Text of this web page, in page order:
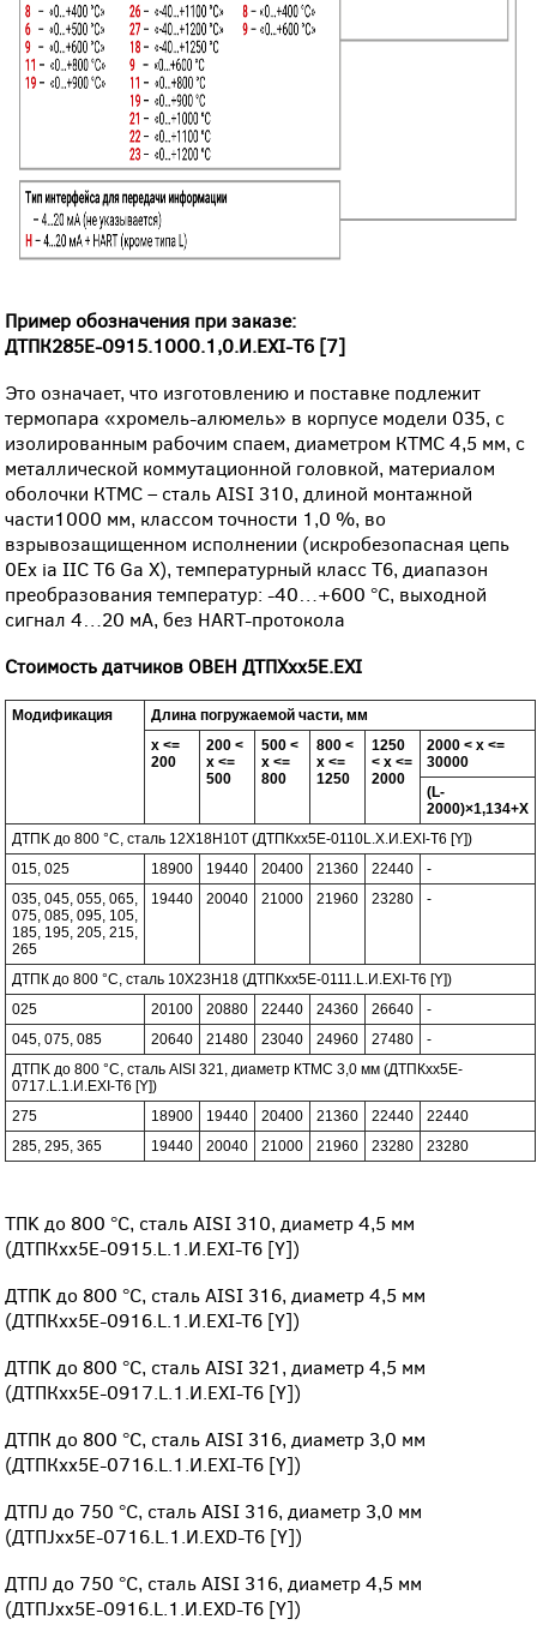
Пример обозначения при заказе:
ДТПК285Е-0915.1000.1,0.И.ЕХI-Т6 [7]
Это означает, что изготовлению и поставке подлежит
термопара «хромель-алюмель» в корпусе модели 035, с
изолированным рабочим спаем, диаметром КТМС 4,5 мм, с
металлической коммутационной головкой, материалом
оболочки КТМС – сталь AISI 310, длиной монтажной
части1000 мм, классом точности 1,0 %, во
взрывозащищенном исполнении (искробезопасная цепь
0Ex ia IIС Т6 Ga X), температурный класс Т6, диапазон
преобразования температур: -40…+600 °С, выходной
сигнал 4…20 мА, без HART-протокола
Стоимость датчиков ОВЕН ДТПХхх5Е.EXI
Модификация
Длина погружаемой части, мм
x <=
200
200 <
x <=
500
500 <
x <=
800
800 <
x <=
1250
1250
< x <=
2000
2000 < x <=
30000
(L-
2000)×1,134+X
ДТПK до 800 °С, сталь 12Х18Н10Т (ДТПКхх5E-0110L.Х.И.EXI-T6 [Y])
015, 025
18900 19440 20400 21360 22440
-
035, 045, 055, 065,
075, 085, 095, 105,
185, 195, 205, 215,
265
19440 20040 21000 21960 23280 -
ДТПК до 800 °С, сталь 10Х23Н18 (ДТПКхх5E-0111.L.И.EXI-T6 [Y])
025
20100 20880 22440 24360 26640
-
045, 075, 085
20640 21480 23040 24960 27480
-
ДТПK до 800 °С, сталь AISI 321, диаметр КТМС 3,0 мм (ДТПКхх5E-
0717.L.1.И.EXI-T6 [Y])
275
18900 19440 20400 21360 22440
22440
285, 295, 365
19440 20040 21000 21960 23280 23280
ТПK до 800 °С, сталь AISI 310, диаметр 4,5 мм
(ДТПКхх5Е-0915.L.1.И.EXI-T6 [Y])
ДТПK до 800 °С, сталь AISI 316, диаметр 4,5 мм
(ДТПКхх5Е-0916.L.1.И.EXI-T6 [Y])
ДТПK до 800 °С, сталь AISI 321, диаметр 4,5 мм
(ДТПКхх5Е-0917.L.1.И.EXI-T6 [Y])
ДТПК до 800 °С, сталь AISI 316, диаметр 3,0 мм
(ДТПКxx5Е-0716.L.1.И.EXI-T6 [Y])
ДТПJ до 750 °С, сталь AISI 316, диаметр 3,0 мм
(ДТПJxx5Е-0716.L.1.И.EXD-T6 [Y])
ДТПJ до 750 °С, сталь AISI 316, диаметр 4,5 мм
(ДТПJxx5Е-0916.L.1.И.EXD-T6 [Y])